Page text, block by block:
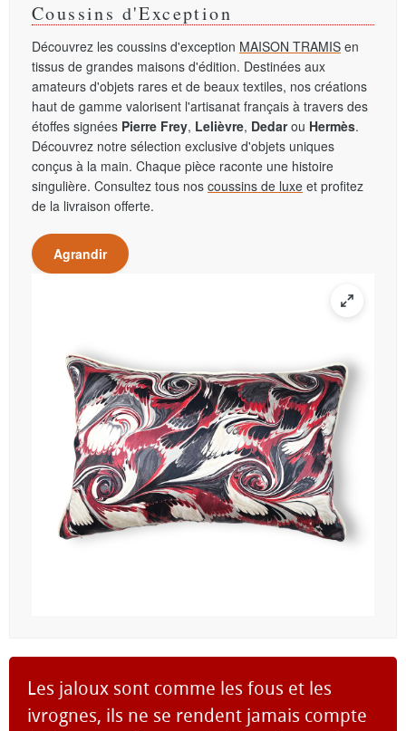
Coussins d'Exception
Découvrez les coussins d'exception MAISON TRAMIS en
tissus de grandes maisons d'édition. Destinées aux
amateurs d'objets rares et de beaux textiles, nos créations
haut de gamme valorisent l'artisanat français à travers des
étoffes signées Pierre Frey, Lelièvre, Dedarou Hermès.
Découvrez notre sélection exclusive d'objets uniques
conçus à la main. Chaque pièce raconte une histoire
singulière. Consultez tous nos coussins de luxe et profitez
de la livraison offerte.
Agrandir
Les jaloux sont comme les fous et les
ivrognes, ils ne se rendent jamais compte